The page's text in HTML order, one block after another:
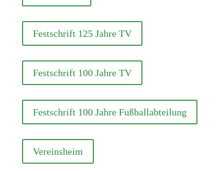
Festschrift 125 Jahre TV
Festschrift 100 Jahre TV
Festschrift 100 Jahre Fußballabteilung
Vereinsheim